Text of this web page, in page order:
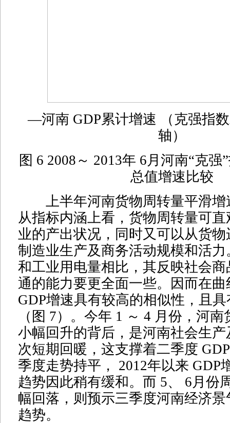
—河南 GDP累计增速 （克强指
轴）
图 6 2008～ 2013年 6月河南“克强
总值增速比较
上半年河南货物周转量平滑增
从指标内涵上看，货物周转量可
业的产出状况，同时又可以从货
制造业生产及商务活动规模和活
和工业用电量相比，其反映社会
通的能力要更全面一些。因而在
GDP增速具有较高的相似性，且
（图 7）。今年 1 ～ 4 月份，河
小幅回升的背后，是河南社会生
次短期回暖，这支撑着二季度
季度走势持平， 2012年以来 GDP
趋势因此稍有缓和。而 5、 6月份
幅回落，则预示三季度河南经济
趋势。